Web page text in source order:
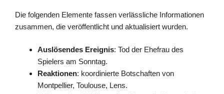
Die folgenden Elemente fassen verlässliche Informationen
zusammen, die veröffentlicht und aktualisiert wurden.
Auslösendes Ereignis: Tod der Ehefrau des
Spielers am Sonntag.
Reaktionen: koordinierte Botschaften von
Montpellier, Toulouse, Lens.